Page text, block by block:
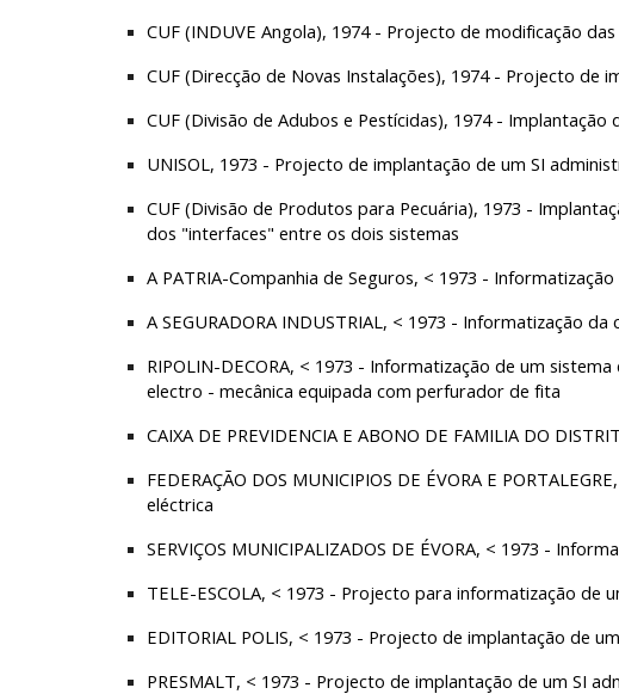
CUF (INDUVE Angola), 1974 - Projecto de modificação
CUF (Direcção de Novas Instalações), 1974 - Projecto de
CUF (Divisão de Adubos e Pestícidas), 1974 -
UNISOL, 1973 - Projecto de implantação de um SI
CUF (Divisão de Produtos para Pecuária), 1973 -
dos "interfaces" entre os dois sistemas
A PATRIA-Companhia de Seguros, < 1973 -
A SEGURADORA INDUSTRIAL, < 1973 - Informatização
RIPOLIN-DECORA, < 1973 - Informatização de um
electro - mecânica equipada com perfurador de fita
CAIXA DE PREVIDENCIA E ABONO DE FAMILIA DO
FEDERAÇÃO DOS MUNICIPIOS DE ÉVORA E
eléctrica
SERVIÇOS MUNICIPALIZADOS DE ÉVORA, < 1973 -
TELE-ESCOLA, < 1973 - Projecto para informatização de
EDITORIAL POLIS, < 1973 - Projecto de implantação de
PRESMALT, < 1973 - Projecto de implantação de um SI